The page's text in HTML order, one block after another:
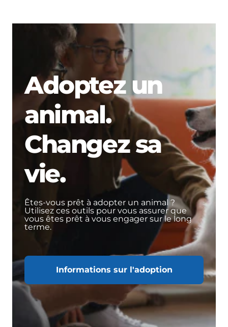
Adoptez un
animal.
Changez sa
vie.
Êtes-vous prêt à adopter un animal ?
Utilisez ces outils pour vous assurer que
vous êtes prêt à vous engager sur le long
terme.
Informations sur l'adoption